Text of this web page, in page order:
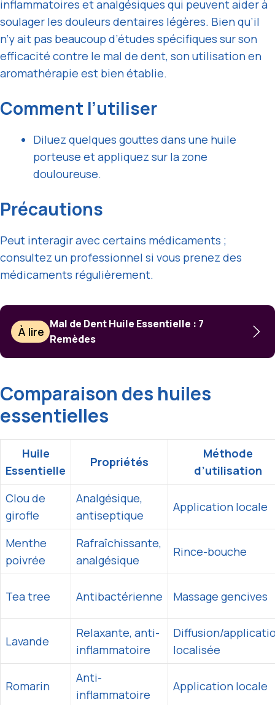
inflammatoires et analgésiques qui peuvent aider à
soulager les douleurs dentaires légères. Bien qu’il
n’y ait pas beaucoup d’études spécifiques sur son
efficacité contre le mal de dent, son utilisation en
aromathérapie est bien établie.
Comment l’utiliser
Diluez quelques gouttes dans une huile
porteuse et appliquez sur la zone
douloureuse.
Précautions
Peut interagir avec certains médicaments ;
consultez un professionnel si vous prenez des
médicaments régulièrement.
À lire
Mal de Dent Huile Essentielle : 7
Remèdes
Comparaison des huiles
essentielles
Huile
Essentielle
Propriétés
Méthode
d’utilisation
Clou de
girofle
Analgésique,
antiseptique
Application locale
Menthe
poivrée
Rafraîchissante,
analgésique
Rince-bouche
Tea tree Antibactérienne Massage gencives
Lavande
Relaxante, anti-
inflammatoire
Diffusion/
localisée
Romarin
Anti-
inflammatoire
Application locale